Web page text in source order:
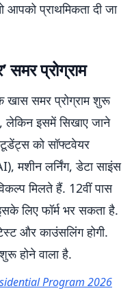
प्राथमिकता दी जा
समर प्रोग्राम
खास समर प्रोग्राम शुरू
लेकिन इसमें सिखाए जाने
को सॉफ्टवेयर
मशीन लर्निंग, डेटा साइंस
मिलते हैं. 12वीं पास
लिए फॉर्म भर सकता है.
और काउंसलिंग होगी.
होने वाला है.
Program 2026